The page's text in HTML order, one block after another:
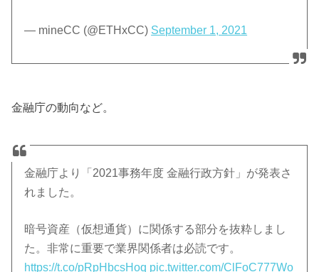
— mineCC (@ETHxCC) September 1, 2021
金融庁の動向など。
金融庁より「2021事務年度 金融行政方針」が発表さ
れました。
暗号資産（仮想通貨）に関係する部分を抜粋しまし
た。非常に重要で業界関係者は必読です。
https://t.co/pRpHbcsHoq pic.twitter.com/ClFoC777Wo